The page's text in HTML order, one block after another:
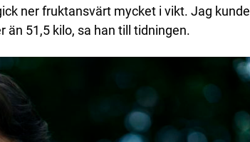
ner fruktansvärt mycket i vikt. Jag kunde
51,5 kilo, sa han till tidningen.